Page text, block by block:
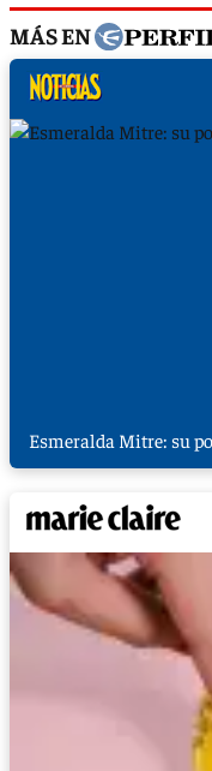
MÁS EN
Esmeralda Mitre: su